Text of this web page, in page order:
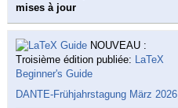
mises à jour
NOUVEAU :
Troisième édition publiée: LaTeX
Beginner's Guide
DANTE-Frühjahrstagung März 2026